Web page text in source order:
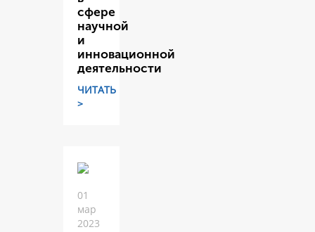
сфере
научной
и
инновационной
деятельности
ЧИТАТЬ
>
01
мар
2023